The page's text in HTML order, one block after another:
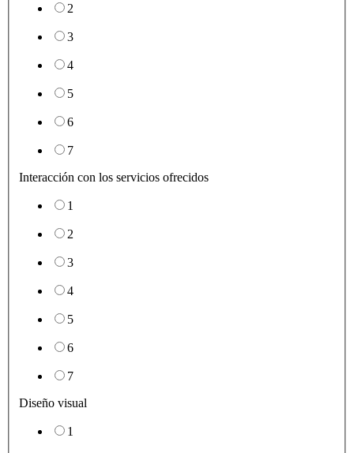
2
3
4
5
6
7
Interacción con los servicios ofrecidos
1
2
3
4
5
6
7
Diseño visual
1